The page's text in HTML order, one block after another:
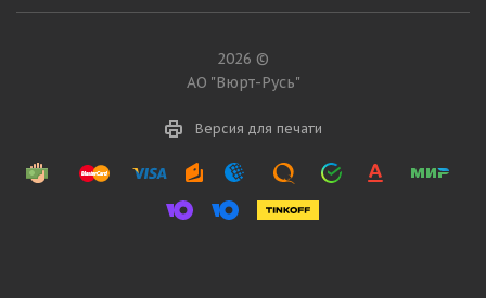
2026 ©
АО "Вюрт-Русь"
Версия для печати